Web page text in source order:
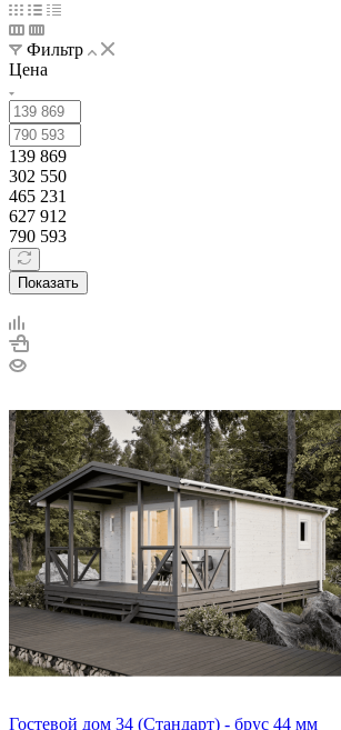
Фильтр
Цена
139 869
302 550
465 231
627 912
790 593
Показать
Гостевой дом 34 (Стандарт) - брус 44 мм